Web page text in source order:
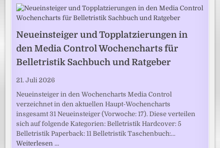
Neueinsteiger und Topplatzierungen in
den Media Control Wochencharts für
Belletristik Sachbuch und Ratgeber
21. Juli 2026
Neueinsteiger in den Wochencharts Media Control
verzeichnet in den aktuellen Haupt-Wochencharts
insgesamt 31 Neueinsteiger (Vorwoche: 17). Diese verteilen
sich auf folgende Kategorien: Belletristik Hardcover: 5
Belletristik Paperback: 11 Belletristik Taschenbuch:…
Weiterlesen …